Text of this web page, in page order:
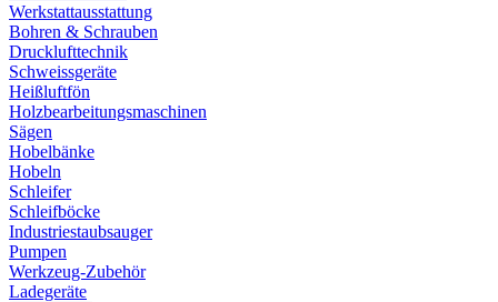
Werkstattausstattung
Bohren & Schrauben
Drucklufttechnik
Schweissgeräte
Heißluftfön
Holzbearbeitungsmaschinen
Sägen
Hobelbänke
Hobeln
Schleifer
Schleifböcke
Industriestaubsauger
Pumpen
Werkzeug-Zubehör
Ladegeräte